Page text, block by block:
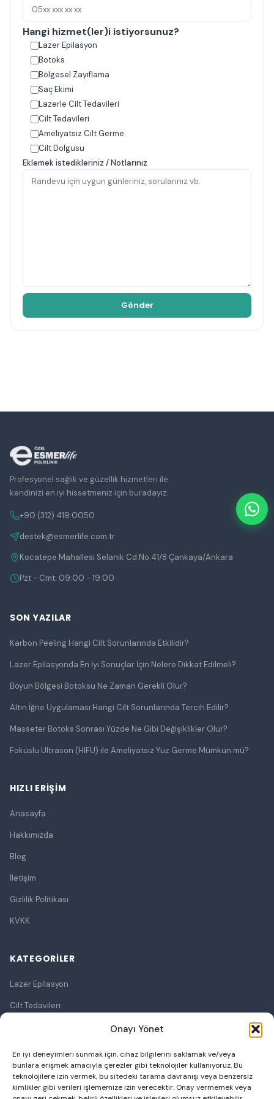
Onayı Yönet
En iyi deneyimleri sunmak için, cihaz bilgilerini saklamak ve/veya
bunlara erişmek amacıyla çerezler gibi teknolojiler kullanıyoruz. Bu
teknolojilere izin vermek, bu sitedeki tarama davranışı veya benzersiz
kimlikler gibi verileri işlememize izin verecektir. Onay vermemek veya
Hangi hizmet(ler)i istiyorsunuz?
Lazer Epilasyon
Botoks
Bölgesel Zayıflama
Saç Ekimi
Lazerle Cilt Tedavileri
Cilt Tedavileri
Ameliyatsız Cilt Germe
Cilt Dolgusu
Eklemek istedikleriniz / Notlarınız
Profesyonel sağlık ve güzellik hizmetleri ile
kendinizi en iyi hissetmeniz için buradayız.
+90 (312) 419 0050
destek@esmerlife.com.tr
Kocatepe Mahallesi Selanik Cd No:41/8 Çankaya/Ankara
Pzt - Cmt: 09:00 - 19:00
SON YAZILAR
Karbon Peeling Hangi Cilt Sorunlarında Etkilidir?
Lazer Epilasyonda En İyi Sonuçlar İçin Nelere Dikkat Edilmeli?
Boyun Bölgesi Botoksu Ne Zaman Gerekli Olur?
Altın İğne Uygulaması Hangi Cilt Sorunlarında Tercih Edilir?
Masseter Botoks Sonrası Yüzde Ne Gibi Değişiklikler Olur?
Fokuslu Ultrason (HIFU) ile Ameliyatsız Yüz Germe Mümkün mü?
HIZLI ERIŞIM
Anasayfa
Hakkımızda
Blog
İletişim
Gizlilik Politikası
KVKK
KATEGORILER
Lazer Epilasyon
Cilt Tedavileri
Bölgesel Zayıflama
Botoks